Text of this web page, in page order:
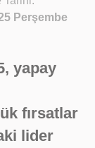
Perşembe
yapay
fırsatlar
lider